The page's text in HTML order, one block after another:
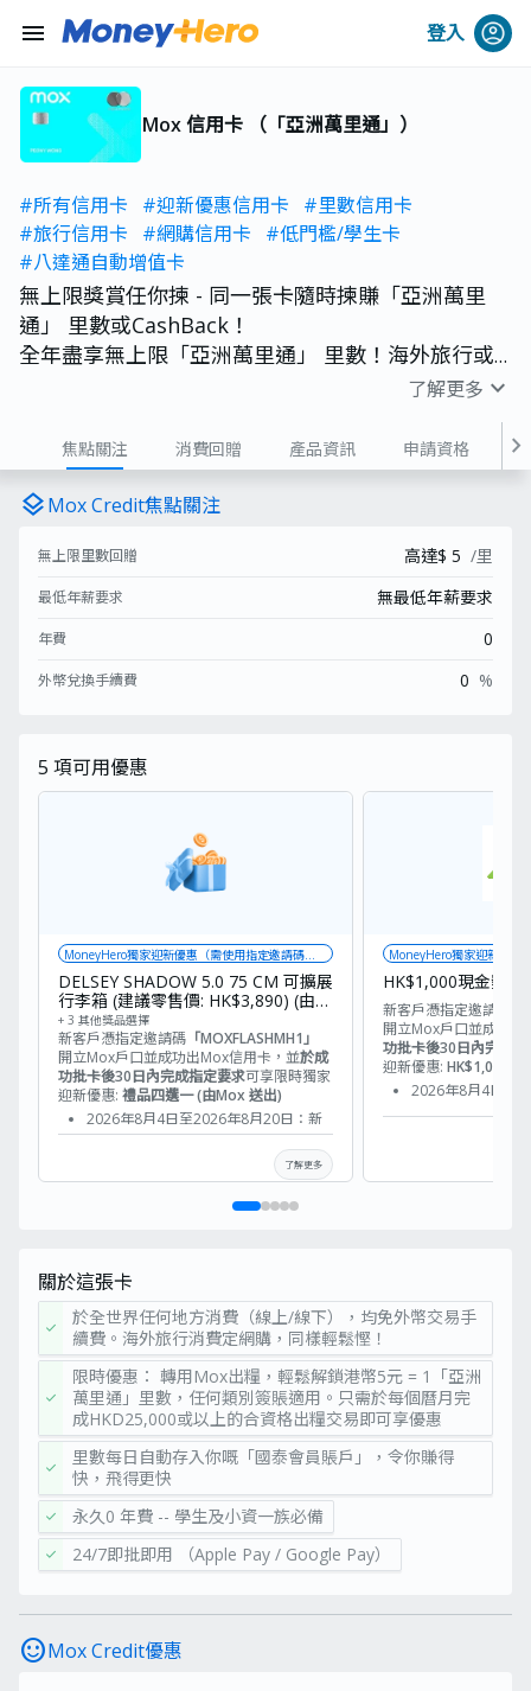
menu 登入
Mox 信用卡 （「亞洲萬里通」）
#所有信用卡 #迎新優惠信用卡
#里數信用卡
#旅行信用卡
#網購信用卡
#低門檻/學生卡
#八達通自動增值卡
無上限獎賞任你揀 - 同一張卡隨時揀賺「亞洲萬里
通」 里數或CashBack！
全年盡享無上限「亞洲萬里通」 里數！海外旅行或
了解更多 expand_more
焦點關注 消費回贈 產品資訊 申請資格 費
chevron_right
layersMox Credit焦點關注
無上限里數回贈 高達$ 5 /里
最低年薪要求 無最低年薪要求
年費 0
外幣兌換手續費 0 %
5 項可用優惠
MoneyHero獨家迎新優惠（需使用指定邀請碼
「MOXFLASHMH1」）
DELSEY SHADOW 5.0 75 CM 可擴展
行李箱 (建議零售價: HK$3,890) (由
Mox 送出)
+ 3 其他獎品選擇
新客戶憑指定邀請碼 「MOXFLASHMH1」
開立Mox戶口並成功出Mox信用卡，並於成
功批卡後30日內完成指定要求可享限時獨家
迎新優惠: 禮品四選一 (由Mox 送出)
2026年8月4日至2026年8月20日：新
客戶使用邀請碼「MOXFLASHMH1」並
於當天及其後15天的期間內完成Mox戶
使用邀請碼後 30 日內成功獲批 Mox 信
自動發出禮品兌換電郵換領禮品，最快
即日發貨 （免運直送）
須使用
「MOXFLASHMH1」
開立Mox戶口並成功
出Mox信用卡
指定禮品四選一*
(由Mox 送出)
成功批卡
後30日內
合資格消
費(使用
Mox 信用
HK$2,000
DELSEY
SHADOW 5.0
75 CM 可擴展
行李箱 （建議
零售價:
HK$3,890）；
或
Emberton ll
便攜藍牙喇叭
(黑金色) (建議
零售價:
HK$1,499) ；
Apple
了解更多
MoneyHero獨家迎新優惠
「MOXFLASHMH2」）
HK$1,000現金獎
新客戶憑指定邀請碼
開立Mox戶口並成功
功批卡後30日內完成
迎新優惠: HK$1,000
2026年8月4日至
須使用
「
開立Mox戶口並
出Mox信用卡
借定唔借？還得到
關於這張卡
check
於全世界任何地方消費（線上/線下），均免外幣交易手
續費。海外旅行消費定網購，同樣輕鬆慳！
check
限時優惠： 轉用Mox出糧，輕鬆解鎖港幣5元 = 1「亞洲
萬里通」里數，任何類別簽賬適用。只需於每個曆月完
成HKD25,000或以上的合資格出糧交易即可享優惠
check
里數每日自動存入你嘅「國泰會員賬戶」，令你賺得
快，飛得更快
check 永久0 年費 -- 學生及小資一族必備
check 24/7即批即用 （Apple Pay / Google Pay）
sentiment_satisfiedMox Credit優惠